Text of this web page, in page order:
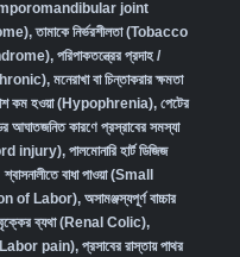
joint
,তামাকে নির্ভরশীলতা (Tobacco
, পরিপাকতন্ত্রের প্রদাহ /
, মনেরাখা বা চিন্তাকরার ক্ষমতা
কম হওয়া (Hypophrenia), পেটের
আঘাতজনিত কারণে প্রস্রাবের সমস্যা
injury), পালমোনারি হার্ট ডিজিজ
শ্বাসনালীতে বাধা পাওয়া (Small
of Labor), অসামঞ্জস্যপূর্ণ বাচ্চার
বৃক্কের ব্যথা (Renal Colic),
(Labor pain), প্রসাবের রাস্তায় পাথর